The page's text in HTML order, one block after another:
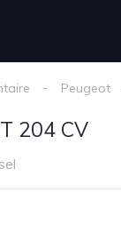
Peugeot
204 CV